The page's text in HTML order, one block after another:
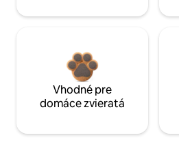
Vhodné pre
domáce zvieratá